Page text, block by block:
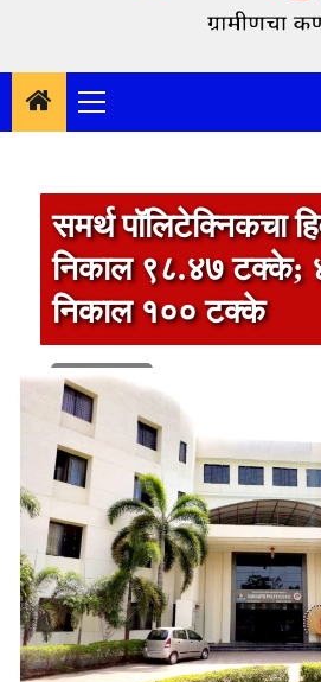
Primary
Menu
समर्थ पॉलिटेक्निकचा
निकाल ९८.४७ टक्के;
निकाल १०० टक्के
1 min read